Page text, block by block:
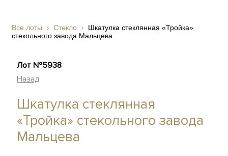
Все лоты Стекло
Шкатулка стеклянная «Тройка»
стекольного завода Мальцева
Лот №5938
Назад
Шкатулка стеклянная
«Тройка» стекольного завода
Мальцева